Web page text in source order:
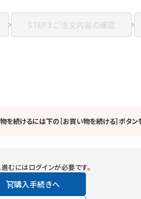
STEP3.ご注文内容の確認
続けるには下の［お買い物を続ける］ボタン
むにはログインが必要です。
購入手続きへ